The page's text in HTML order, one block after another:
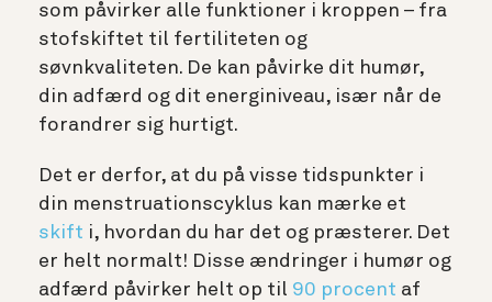
som påvirker alle funktioner i kroppen – fra
stofskiftet til fertiliteten og
søvnkvaliteten. De kan påvirke dit humør,
din adfærd og dit energiniveau, især når de
forandrer sig hurtigt.
Det er derfor, at du på visse tidspunkter i
din menstruationscyklus kan mærke et
skift i, hvordan du har det og præsterer. Det
er helt normalt! Disse ændringer i humør og
adfærd påvirker helt op til 90 procent af